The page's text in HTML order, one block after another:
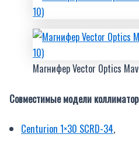
Магнифер Vector Optics
Совместимые модели
Centurion 1×30 SCRD-34,